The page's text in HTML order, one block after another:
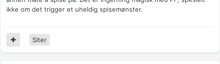
ikke om det trigger et uheldig spisemønster.
Siter